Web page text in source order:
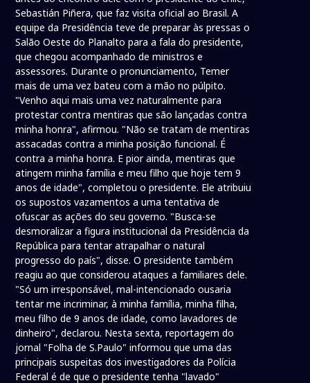
Sebastián Piñera, que faz visita oficial ao Brasil. A
equipe da Presidência teve de preparar às pressas o
Salão Oeste do Planalto para a fala do presidente,
que chegou acompanhado de ministros e
assessores. Durante o pronunciamento, Temer
mais de uma vez bateu com a mão no púlpito.
"Venho aqui mais uma vez naturalmente para
protestar contra mentiras que são lançadas contra
minha honra", afirmou. "Não se tratam de mentiras
assacadas contra a minha posição funcional. É
contra a minha honra. E pior ainda, mentiras que
atingem minha família e meu filho que hoje tem 9
anos de idade", completou o presidente. Ele atribuiu
os supostos vazamentos a uma tentativa de
ofuscar as ações do seu governo. "Busca-se
desmoralizar a figura institucional da Presidência da
República para tentar atrapalhar o natural
progresso do país", disse. O presidente também
reagiu ao que considerou ataques a familiares dele.
"Só um irresponsável, mal-intencionado ousaria
tentar me incriminar, à minha família, minha filha,
meu filho de 9 anos de idade, como lavadores de
dinheiro", declarou. Nesta sexta, reportagem do
jornal "Folha de S.Paulo" informou que uma das
principais suspeitas dos investigadores da Polícia
Federal é de que o presidente tenha "lavado"